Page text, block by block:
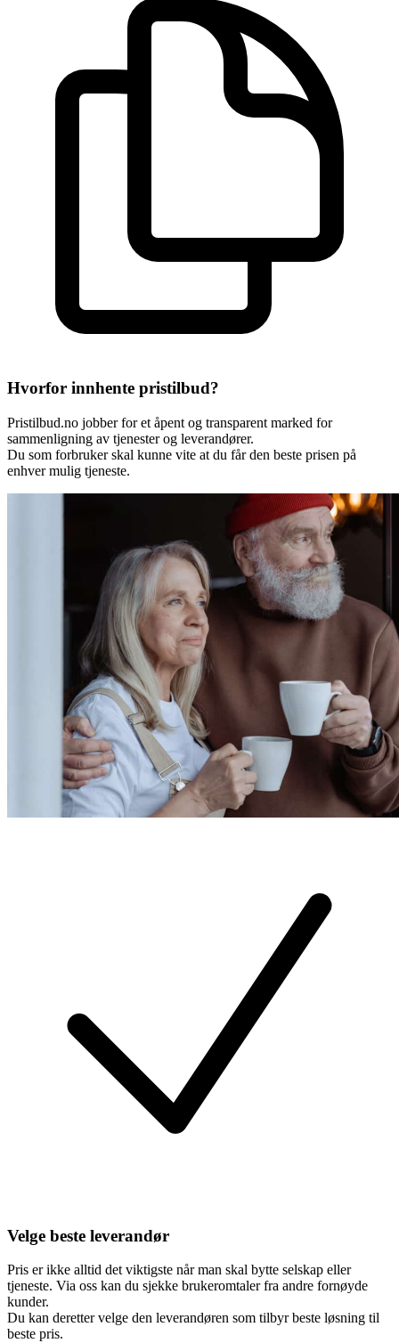
Hvorfor innhente pristilbud?
Pristilbud.no jobber for et åpent og transparent marked for
sammenligning av tjenester og leverandører.
Du som forbruker skal kunne vite at du får den beste prisen på
enhver mulig tjeneste.
Velge beste leverandør
Pris er ikke alltid det viktigste når man skal bytte selskap eller
tjeneste. Via oss kan du sjekke brukeromtaler fra andre fornøyde
kunder.
Du kan deretter velge den leverandøren som tilbyr beste løsning til
beste pris.